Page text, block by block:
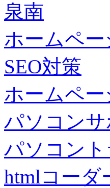
泉南
ホームペー
SEO対策
ホームペ
パソコンサ
パソコン
htmlコーダ